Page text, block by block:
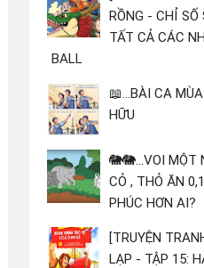
RỒNG - CHỈ SỐ
TẤT CẢ CÁC
BALL
📖...BÀI CA
HỮU
🐘🐘...VOI MỘT
CỎ , THỎ ĂN
PHÚC HƠN AI?
[TRUYỆN
LẠP - TẬP 15: